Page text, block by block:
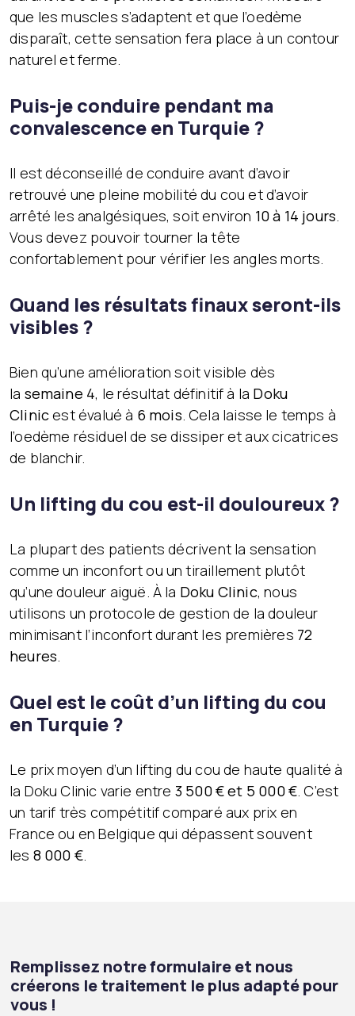
que les muscles s’adaptent et que l’oedème
disparaît, cette sensation fera place à un contour
naturel et ferme.
Puis-je conduire pendant ma
convalescence en Turquie ?
Il est déconseillé de conduire avant d’avoir
retrouvé une pleine mobilité du cou et d’avoir
arrêté les analgésiques, soit environ 10 à 14 jours.
Vous devez pouvoir tourner la tête
confortablement pour vérifier les angles morts.
Quand les résultats finaux seront-ils
visibles ?
Bien qu’une amélioration soit visible dès
la semaine 4, le résultat définitif à la Doku
Clinicest évalué à 6 mois. Cela laisse le temps à
l’oedème résiduel de se dissiper et aux cicatrices
de blanchir.
Un lifting du cou est-il douloureux ?
La plupart des patients décrivent la sensation
comme un inconfort ou un tiraillement plutôt
qu’une douleur aiguë. À la Doku Clinic, nous
utilisons un protocole de gestion de la douleur
minimisant l’inconfort durant les premières 72
heures.
Quel est le coût d’un lifting du cou
en Turquie ?
Le prix moyen d’un lifting du cou de haute qualité à
la Doku Clinic varie entre 3 500 € et 5 000 €. C’est
un tarif très compétitif comparé aux prix en
France ou en Belgique qui dépassent souvent
les 8 000 €.
Remplissez notre formulaire et nous
créerons le traitement le plus adapté pour
vous !